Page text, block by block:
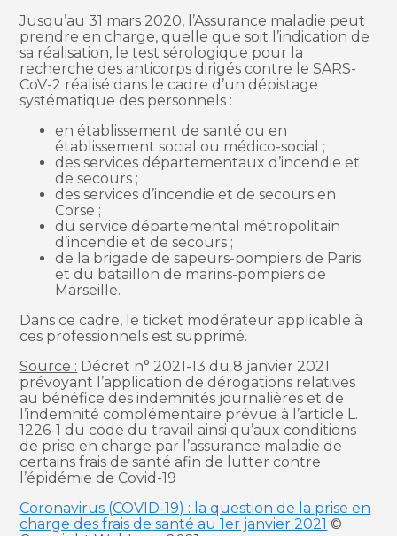
Jusqu’au 31 mars 2020, l’Assurance maladie peut
prendre en charge, quelle que soit l’indication de
sa réalisation, le test sérologique pour la
recherche des anticorps dirigés contre le SARS-
CoV-2 réalisé dans le cadre d’un dépistage
systématique des personnels :
en établissement de santé ou en
établissement social ou médico-social ;
des services départementaux d’incendie et
de secours ;
des services d’incendie et de secours en
Corse ;
du service départemental métropolitain
d’incendie et de secours ;
de la brigade de sapeurs-pompiers de Paris
et du bataillon de marins-pompiers de
Marseille.
Dans ce cadre, le ticket modérateur applicable à
ces professionnels est supprimé.
Source : Décret n° 2021-13 du 8 janvier 2021
prévoyant l’application de dérogations relatives
au bénéfice des indemnités journalières et de
l’indemnité complémentaire prévue à l’article L.
1226-1 du code du travail ainsi qu’aux conditions
de prise en charge par l’assurance maladie de
certains frais de santé afin de lutter contre
l’épidémie de Covid-19
Coronavirus (COVID-19) : la question de la prise en
charge des frais de santé au 1er janvier 2021 ©